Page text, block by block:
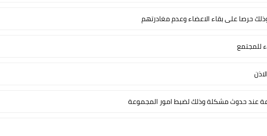
حرصا على بقاء الاعضاء وعدم مغادرتهم
للمجتمع
عند حدوث مشكلة وذلك لضبط امور المجموعة